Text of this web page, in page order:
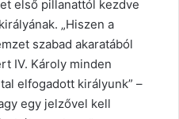
első pillanattól kezdve
„Hiszen a
szabad akaratából
IV. Károly minden
elfogadott királyunk” –
egy jelzővel kell